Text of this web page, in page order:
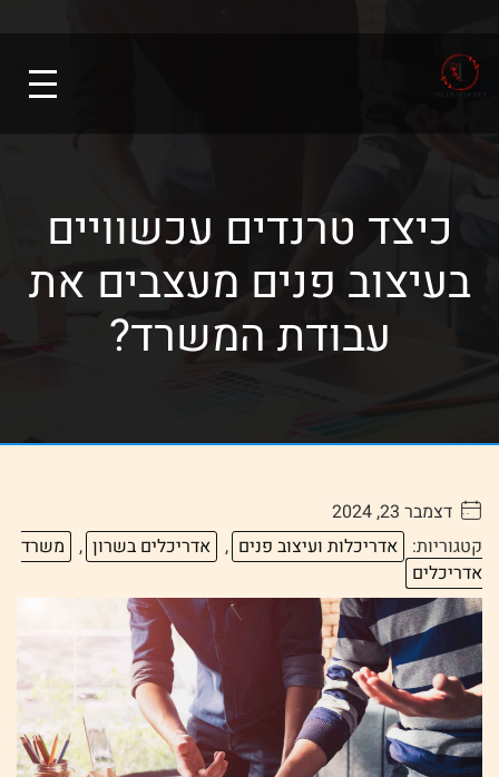
כיצד טרנדים עכשוויים
בעיצוב פנים מעצבים את
עבודת המשרד?
דצמבר 23, 2024
קטגוריות: אדריכלות ועיצוב פנים , אדריכלים בשרון , משרד
אדריכלים